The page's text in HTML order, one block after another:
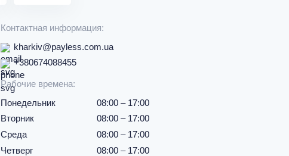
Контактная информация:
kharkiv@payless.com.ua
+380674088455
Рабочие времена:
Понедельник
08:00 – 17:00
Вторник
08:00 – 17:00
Среда
08:00 – 17:00
Четверг
08:00 – 17:00